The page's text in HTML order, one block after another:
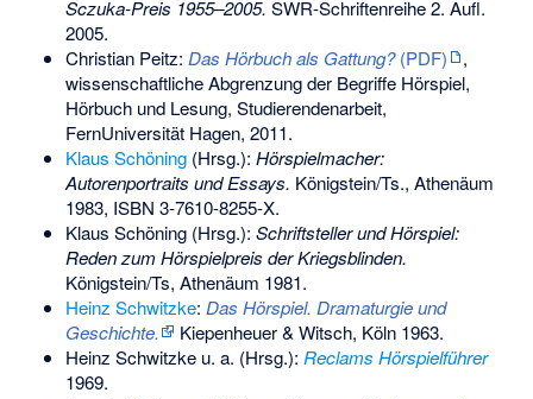
Sczuka-Preis 1955–2005. SWR-Schriftenreihe 2. Aufl.
2005.
Christian Peitz: Das Hörbuch als Gattung?(PDF)
,
wissenschaftliche Abgrenzung der Begriffe Hörspiel,
Hörbuch und Lesung, Studierendenarbeit,
FernUniversität Hagen, 2011.
Klaus Schöning(Hrsg.): Hörspielmacher:
Autorenportraits und Essays. Königstein/Ts., Athenäum
1983, ISBN 3-7610-8255-X.
Klaus Schöning (Hrsg.): Schriftsteller und Hörspiel:
Reden zum Hörspielpreis der Kriegsblinden.
Königstein/Ts, Athenäum 1981.
Heinz Schwitzke: Das Hörspiel. Dramaturgie und
Geschichte.
Kiepenheuer & Witsch, Köln 1963.
Heinz Schwitzke u. a. (Hrsg.): Reclams Hörspielführer
1969.